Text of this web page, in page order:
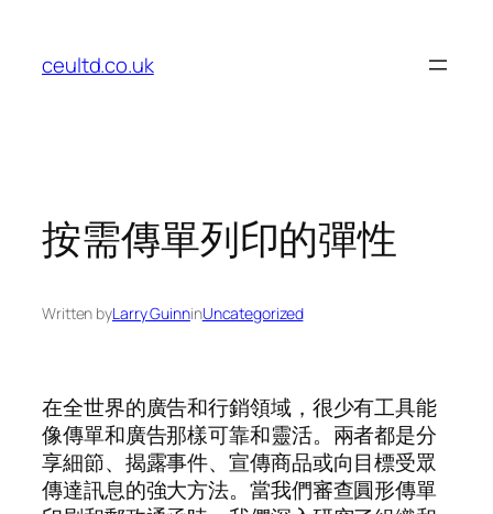
content
ceultd.co.uk
按需傳單列印的彈性
Written byLarry GuinninUncategorized
在全世界的廣告和行銷領域，很少有工具能
像傳單和廣告那樣可靠和靈活。兩者都是分
享細節、揭露事件、宣傳商品或向目標受眾
傳達訊息的強大方法。當我們審查圓形傳單